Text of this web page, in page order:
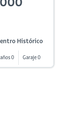
Histórico
0 Garaje 0